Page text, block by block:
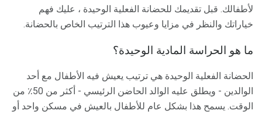
لأطفالك. قبل تقديمك للحضانة الفعلية الوحيدة ، عليك فهم
خياراتك والنظر في مزايا وعيوب هذا الترتيب الخاص بالحضانة.
ما هو الحراسة المادية الوحيدة؟
الحضانة الفعلية الوحيدة هي ترتيب يعيش فيه الأطفال مع أحد
الوالدين - ويطلق عليه الوالد الحاضن الرئيسي - أكثر من 50٪ من
الوقت. يسمح هذا بشكل عام للأطفال بالعيش في مسكن واحد أو